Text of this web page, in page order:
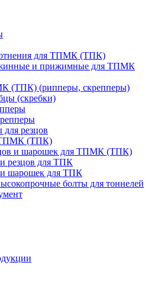
для ТПМК (ТПК)
и прижимные для ТПМК
(ТПК) (рипперы, скрепперы)
(скребки)
резцов
(ТПК)
и шарошек для ТПМК (ТПК)
резцов для ТПК
шарошек для ТПК
болты для тоннелей